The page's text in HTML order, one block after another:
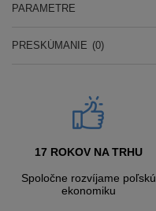
PARAMETRE
PRESKÚMANIE (0)
17 ROKOV NA TRHU
Spoločne rozvíjame poľskú
ekonomiku